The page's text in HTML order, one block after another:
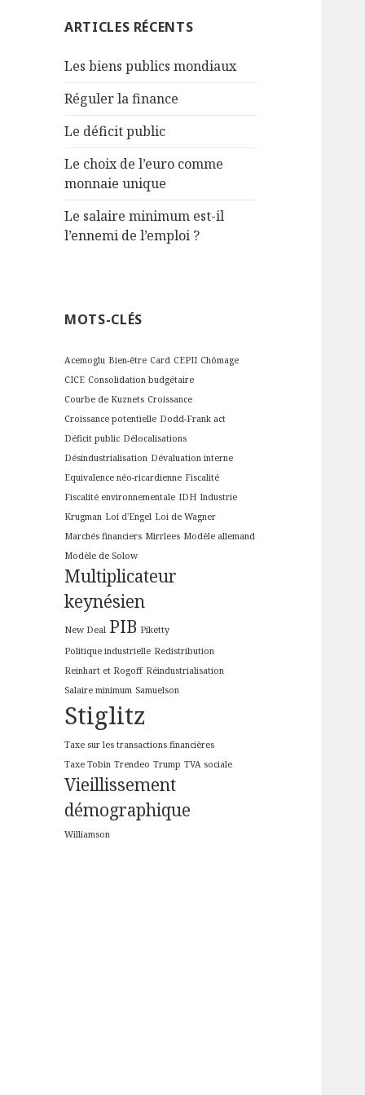
ARTICLES RÉCENTS
Les biens publics mondiaux
Réguler la finance
Le déficit public
Le choix de l’euro comme
monnaie unique
Le salaire minimum est-il
l’ennemi de l’emploi ?
MOTS-CLÉS
Acemoglu Bien-être Card CEPII Chômage
CICE Consolidation budgétaire
Courbe de Kuznets Croissance
Croissance potentielle Dodd-Frank act
Déficit public Délocalisations
Désindustrialisation Dévaluation interne
Equivalence néo-ricardienne Fiscalité
Fiscalité environnementale IDH Industrie
Krugman Loi d'Engel Loi de Wagner
Marchés financiers Mirrlees Modèle allemand
Modèle de Solow
Multiplicateur
keynésien
New Deal PIB Piketty
Politique industrielle Redistribution
Reinhart et Rogoff Réindustrialisation
Salaire minimum Samuelson
Stiglitz
Taxe sur les transactions financières
Taxe Tobin Trendeo Trump TVA sociale
Vieillissement
démographique
Williamson